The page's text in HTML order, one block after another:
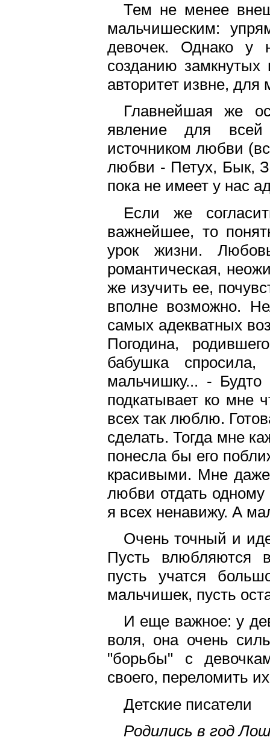
Тем не менее
мальчишеским:
девочек. Однако у
созданию
авторитет извне, для
Главнейшая же
явление для всей
источником любви
любви - Петух, Бык,
пока не имеет у нас
Если же
важнейшее, то
урок жизни.
романтическая,
же изучить ее,
вполне возможно.
самых адекватных
Погодина,
бабушка
мальчишку... -
подкатывает ко мне
всех так люблю.
сделать. Тогда мне
понесла бы его
красивыми. Мне
любви отдать
я всех ненавижу. А
Очень точный и
Пусть влюбляются
пусть учатся
мальчишек, пусть
И еще важное: у
воля, она очень
"борьбы" с
своего, переломить
Детские писатели
Родились в год